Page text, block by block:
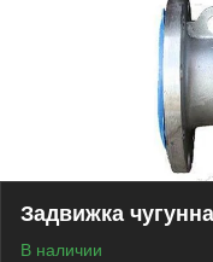
Задвижка
В наличии